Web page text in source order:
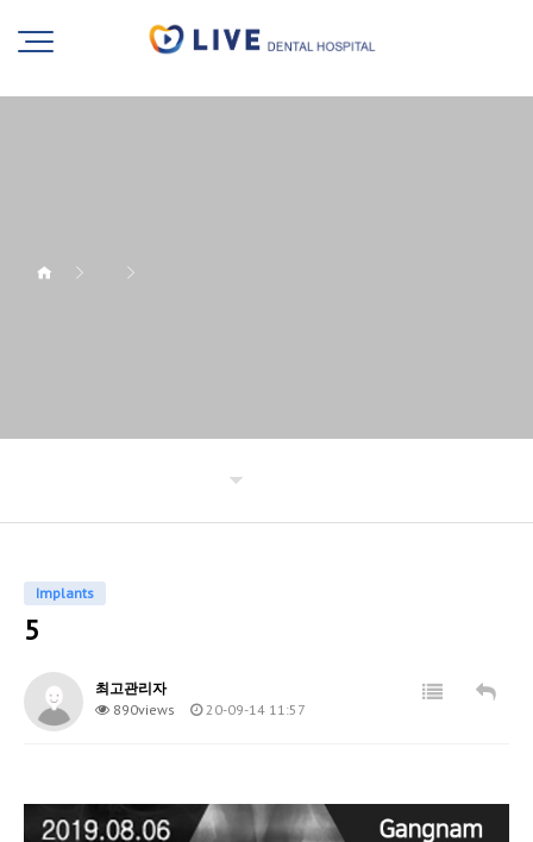
تقويم الأسنان
زرع
Before & After
Implants
5
최고관리자
890views
20-09-14 11:57